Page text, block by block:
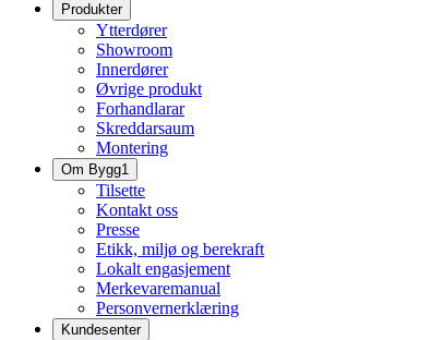
Produkter
Ytterdører
Showroom
Innerdører
Øvrige produkt
Forhandlarar
Skreddarsaum
Montering
Om Bygg1
Tilsette
Kontakt oss
Presse
Etikk, miljø og berekraft
Lokalt engasjement
Merkevaremanual
Personvernerklæring
Kundesenter